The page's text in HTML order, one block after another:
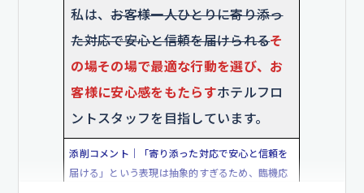
います。
サイトで多言語コンシェルジュの取
私は、お客様一人ひとりに寄り添っ
た対応で安心と信頼を届けられるそ
の場その場で最適な行動を選び、お
客様に安心感をもたらすホテルフロ
ントスタッフを目指しています。
添削コメント｜「寄り添った対応で安心と信頼を
届ける」という表現は抽象的すぎるため、臨機応